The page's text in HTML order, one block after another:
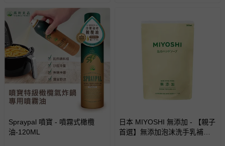
Spraypal 噴寶 - 噴霧式橄欖
油-120ML
日本 MIYOSHI 無添加 - 【親子
首選】無添加泡沫洗手乳補充